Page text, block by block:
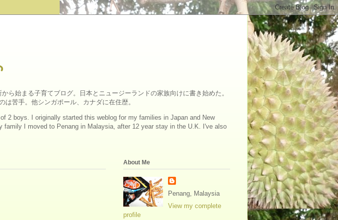
ら始まる子育てブログ。日本とニュージーランドの家族向けに書き始めた。
苦手。他シンガポール、カナダに在住歴。
2 boys. I originally started this weblog for my families in Japan and New
I moved to Penang in Malaysia, after 12 year stay in the U.K. I've also
About Me
Penang, Malaysia
View my complete
profile